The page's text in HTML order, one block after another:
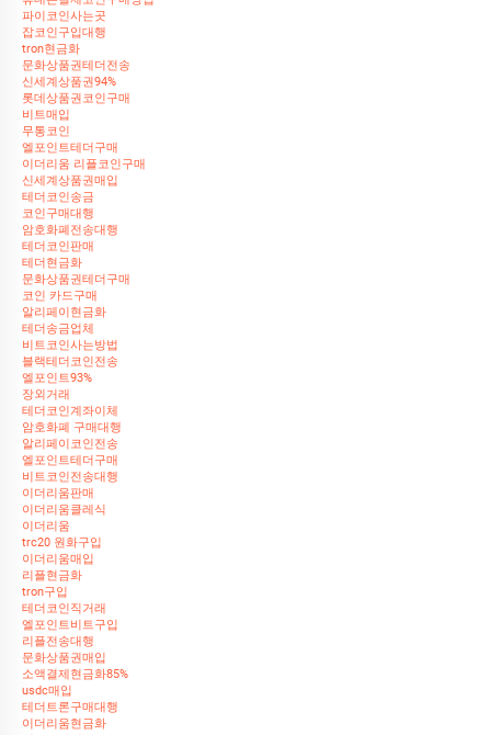
파이코인사는곳
잡코인구입대행
tron현금화
문화상품권테더전송
신세계상품권94%
롯데상품권코인구매
비트매입
무통코인
엘포인트테더구매
이더리움 리플코인구매
신세계상품권매입
테더코인송금
코인구매대행
암호화폐전송대행
테더코인판매
테더현금화
문화상품권테더구매
코인 카드구매
알리페이현금화
테더송금업체
비트코인사는방법
블랙테더코인전송
엘포인트93%
장외거래
테더코인계좌이체
암호화폐 구매대행
알리페이코인전송
엘포인트테더구매
비트코인전송대행
이더리움판매
이더리움클레식
이더리움
trc20 원화구입
이더리움매입
리플현금화
tron구입
테더코인직거래
엘포인트비트구입
리플전송대행
문화상품권매입
소액결제현금화85%
usdc매입
테더트론구매대행
이더리움현금화